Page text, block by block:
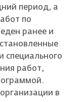
период, а
по
ранее и
специального
работ,
в